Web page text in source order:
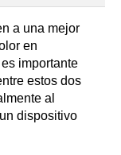
a una mejor
en
importante
estos dos
al
dispositivo